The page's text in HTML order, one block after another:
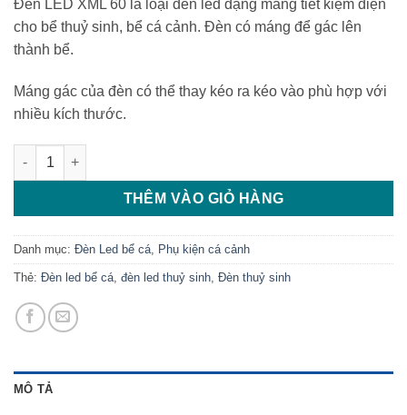
Đèn LED XML 60 là loại đèn led dạng máng tiết kiệm điện
cho bể thuỷ sinh, bể cá cảnh. Đèn có máng để gác lên
thành bể.
Máng gác của đèn có thể thay kéo ra kéo vào phù hợp với
nhiều kích thước.
Đèn Led XML 60 trắng số lượng
THÊM VÀO GIỎ HÀNG
Danh mục: Đèn Led bể cá Phụ kiện cá cảnh
Thẻ: Đèn led bể cá đèn led thuỷ sinh Đèn thuỷ sinh
MÔ TẢ